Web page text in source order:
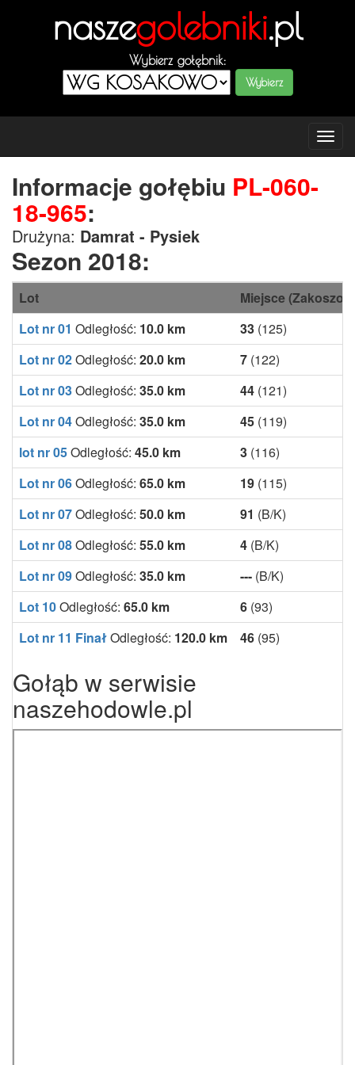
naszegolebniki.pl
Wybierz gołębnik:
Informacje gołębiu PL-060-
18-965:
Drużyna: Damrat - Pysiek
Sezon 2018:
Lot
Miejsce
Lot nr 01 Odległość: 10.0 km 33 (125)
Lot nr 02Odległość: 20.0 km 7 (122)
Lot nr 03Odległość: 35.0 km 44 (121)
Lot nr 04Odległość: 35.0 km 45 (119)
lot nr 05Odległość: 45.0 km 3 (116)
Lot nr 06Odległość: 65.0 km 19 (115)
Lot nr 07Odległość: 50.0 km 91 (B/K)
Lot nr 08Odległość: 55.0 km 4 (B/K)
Lot nr 09Odległość: 35.0 km --- (B/K)
Lot 10Odległość: 65.0 km 6 (93)
Lot nr 11 FinałOdległość: 120.0 km 46 (95)
Gołąb w serwisie
naszehodowle.pl